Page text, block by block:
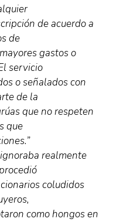
de acuerdo a
de
gastos o
servicio
o señalados con
de la
que no respeten
que
realmente
coludidos
como hongos en